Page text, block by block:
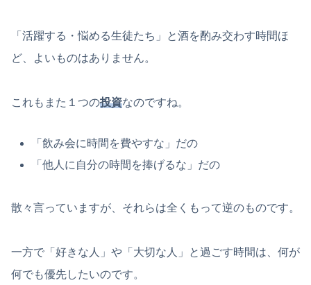
「活躍する・悩める生徒たち」と酒を酌み交わす時間ほ
ど、よいものはありません。
これもまた１つの投資なのですね。
「飲み会に時間を費やすな」だの
「他人に自分の時間を捧げるな」だの
散々言っていますが、それらは全くもって逆のものです。
一方で「好きな人」や「大切な人」と過ごす時間は、何が
何でも優先したいのです。